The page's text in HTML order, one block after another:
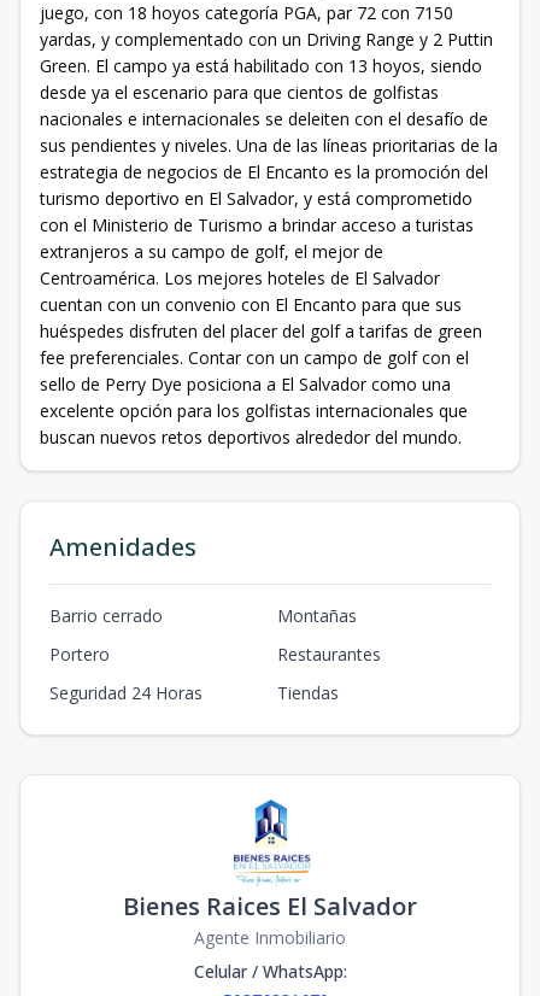
juego, con 18 hoyos categoría PGA, par 72 con 7150
yardas, y complementado con un Driving Range y 2 Puttin
Green. El campo ya está habilitado con 13 hoyos, siendo
desde ya el escenario para que cientos de golfistas
nacionales e internacionales se deleiten con el desafío de
sus pendientes y niveles. Una de las líneas prioritarias de la
estrategia de negocios de El Encanto es la promoción del
turismo deportivo en El Salvador, y está comprometido
con el Ministerio de Turismo a brindar acceso a turistas
extranjeros a su campo de golf, el mejor de
Centroamérica. Los mejores hoteles de El Salvador
cuentan con un convenio con El Encanto para que sus
huéspedes disfruten del placer del golf a tarifas de green
fee preferenciales. Contar con un campo de golf con el
sello de Perry Dye posiciona a El Salvador como una
excelente opción para los golfistas internacionales que
buscan nuevos retos deportivos alrededor del mundo.
Amenidades
Barrio cerrado
Montañas
Portero
Restaurantes
Seguridad 24 Horas
Tiendas
Bienes Raices El Salvador
Agente Inmobiliario
Celular / WhatsApp: